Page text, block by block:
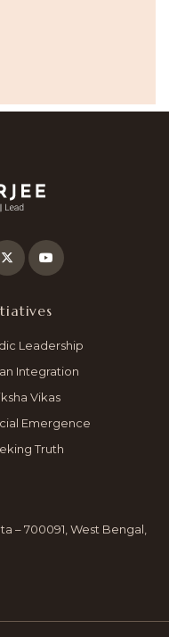
Leadership
Integration
Vikas
Emergence
Truth
– 700091, West Bengal,